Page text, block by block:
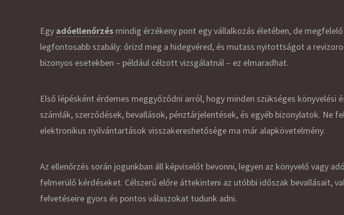
Egy adóellenőrzés mindig érzékeny pont egy vállalkozás életében, de
legfontosabb szabály: őrizd meg a hidegvéred, és mutass nyitottságot a
bizonyos esetekben – például célzott vizsgálatnál – ez elmaradhat.
Első lépésként érdemes meggyőződni arról, hogy minden szükséges
számlák, szerződések, bevallások, pénztárjelentések, és egyéb bizonylatok.
elektronikus nyilvántartások visszakereshetősége ma már alapkövetelmény.
Az ellenőrzés során jogunkban áll képviselőt bevonni, legyen az könyvelő vagy
felmerülő kérdéseket. Célszerű előre áttekinteni az utóbbi időszak bevallásait,
felvetéseire gyors és pontos válaszokat tudunk adni.